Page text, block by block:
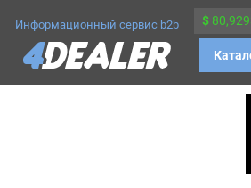
Информационный сервис b2b $